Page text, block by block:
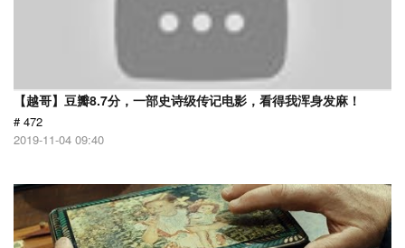
【越哥】豆瓣8.7分，一部史诗级传记电影，看得我浑身发麻！
# 472
2019-11-04 09:40